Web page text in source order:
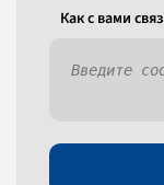
Как c вами